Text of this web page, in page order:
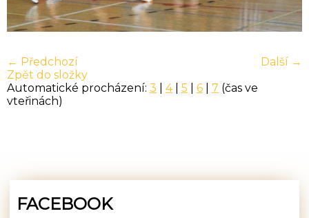
← Předchozí
Další →
Zpět do složky
Automatické procházení: 3 4| 5 6 7 (čas ve
vteřinách)
FACEBOOK